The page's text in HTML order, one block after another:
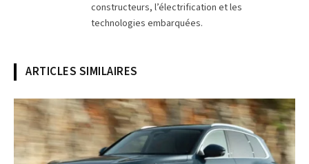
constructeurs, l’électrification et les
technologies embarquées.
ARTICLES SIMILAIRES
© Audi